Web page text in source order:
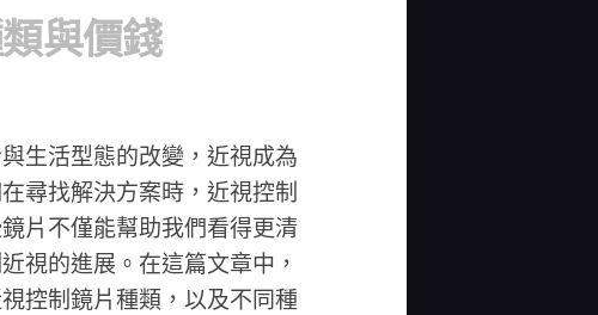
與價錢
生活型態的改變，近視成為
尋找解決方案時，近視控制
片不僅能幫助我們看得更清
視的進展。在這篇文章中，
控制鏡片種類，以及不同種